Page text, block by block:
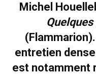
Michel
entretien
est notamment